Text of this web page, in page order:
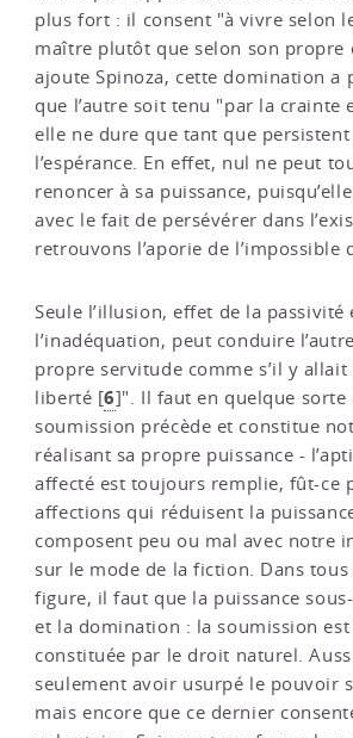
plus fort : il consent "à vivre selon
maître plutôt que selon son propre
ajoute Spinoza, cette domination a
que l’autre soit tenu "par la crainte
elle ne dure que tant que
l’espérance. En effet, nul ne peut
renoncer à sa puissance,
avec le fait de persévérer dans
retrouvons l’aporie de l’impossible
Seule l’illusion, effet de la passivité
l’inadéquation, peut conduire
propre servitude comme s’il y allait
liberté [6]". Il faut en quelque sorte
soumission précède et constitue
réalisant sa propre puissance -
affecté est toujours remplie, fût-ce
affections qui réduisent la
composent peu ou mal avec notre
sur le mode de la fiction. Dans tous
figure, il faut que la puissance
et la domination : la soumission
constituée par le droit naturel.
seulement avoir usurpé le pouvoir
mais encore que ce dernier